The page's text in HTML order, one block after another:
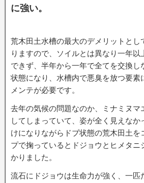
に強い。
荒木田土水槽の最大のデメリットとし
りますので、ソイルとは異なり一年
できず、半年から一年で全てを交換し
状態になり、水槽内で悪臭を放つ要素
メンテが必要です。
去年の気候の問題なのか、ミナミヌマ
してしまっていて、姿が全く見えなか
けになりながらドブ状態の荒木田土を
プで掬っているとドジョウとヒメタニ
かりました。
流石にドジョウは生命力が強く、一匹